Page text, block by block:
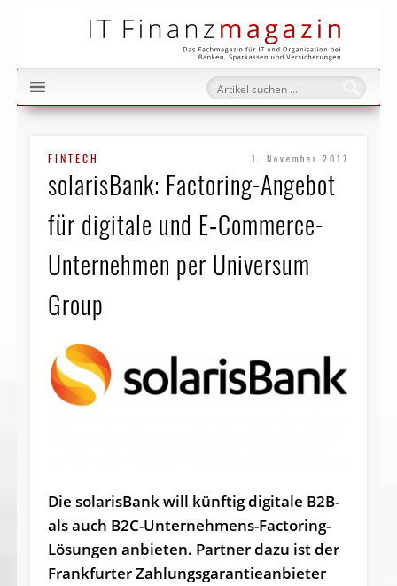
FINTECH 1. November 2017
solarisBank: Factoring-Angebot
für digitale und E‑Commerce-
Unternehmen per Universum
Group
Die solarisBank will künftig digitale B2B-
als auch B2C-Unternehmens-Factoring-
Lösungen an­bieten. Partner dazu ist der
Frankfurter Zahlungs­ga­ran­tie­anbieter